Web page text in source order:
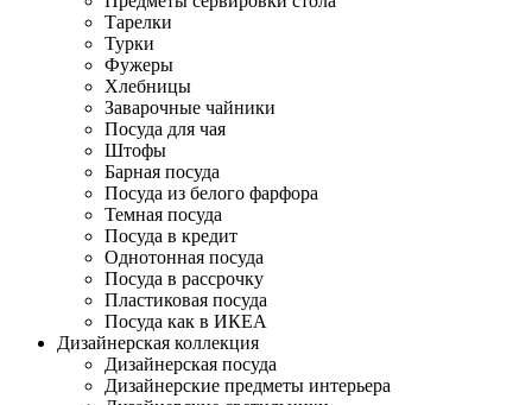
Тарелки
Турки
Фужеры
Хлебницы
Заварочные чайники
Посуда для чая
Штофы
Барная посуда
Посуда из белого фарфора
Темная посуда
Посуда в кредит
Однотонная посуда
Посуда в рассрочку
Пластиковая посуда
Посуда как в ИКЕА
Дизайнерская коллекция
Дизайнерская посуда
Дизайнерские предметы интерьера